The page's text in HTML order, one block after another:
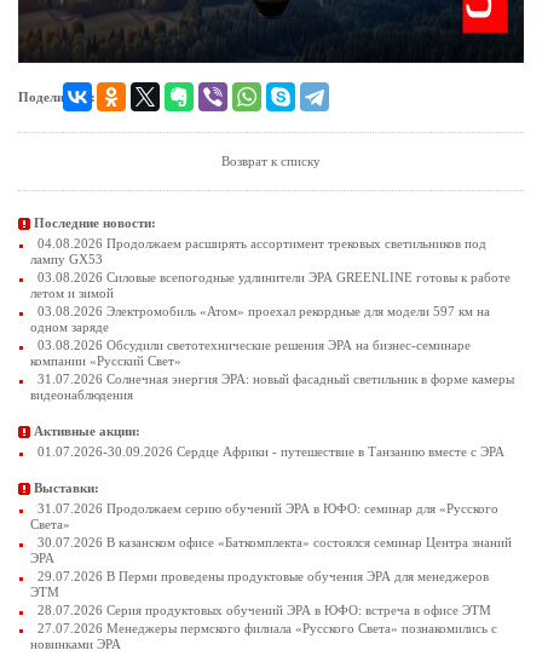
Поделиться:
Возврат к списку
Последние новости:
04.08.2026 Продолжаем расширять ассортимент трековых светильников под
лампу GX53
03.08.2026 Силовые всепогодные удлинители ЭРА GREENLINE готовы к работе
летом и зимой
03.08.2026 Электромобиль «Атом» проехал рекордные для модели 597 км на
одном заряде
03.08.2026 Обсудили светотехнические решения ЭРА на бизнес-семинаре
компании «Русский Свет»
31.07.2026 Солнечная энергия ЭРА: новый фасадный светильник в форме камеры
видеонаблюдения
Активные акции:
01.07.2026-30.09.2026 Сердце Африки - путешествие в Танзанию вместе с ЭРА
Выставки:
31.07.2026 Продолжаем серию обучений ЭРА в ЮФО: семинар для «Русского
Света»
30.07.2026 В казанском офисе «Баткомплекта» состоялся семинар Центра знаний
ЭРА
29.07.2026 В Перми проведены продуктовые обучения ЭРА для менеджеров
ЭТМ
28.07.2026 Серия продуктовых обучений ЭРА в ЮФО: встреча в офисе ЭТМ
27.07.2026 Менеджеры пермского филиала «Русского Света» познакомились с
новинками ЭРА